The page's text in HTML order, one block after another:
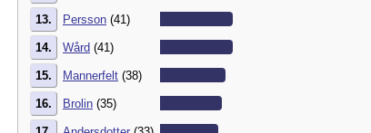
13. Persson (41)
14. Wård (41)
15. Mannerfelt (38)
16. Brolin (35)